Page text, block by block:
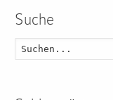
Suche